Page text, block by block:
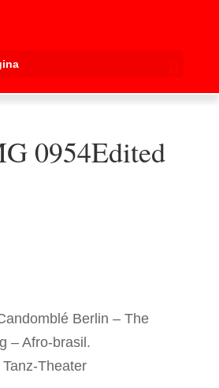
0954Edited
Berlin – The
– Afro-brasil.
Theater